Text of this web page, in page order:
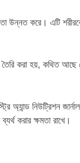
উন্নত করে। এটি
তৈরি করা হয়, কথিত আছে
অ্যান্ড নিউট্রিশন
করার ক্ষমতা রাখে।